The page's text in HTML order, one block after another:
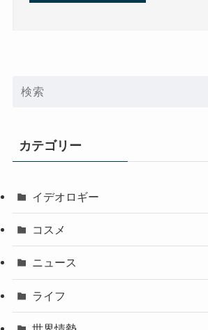
カテゴリー
イデオロギー
コスメ
ニュース
ライフ